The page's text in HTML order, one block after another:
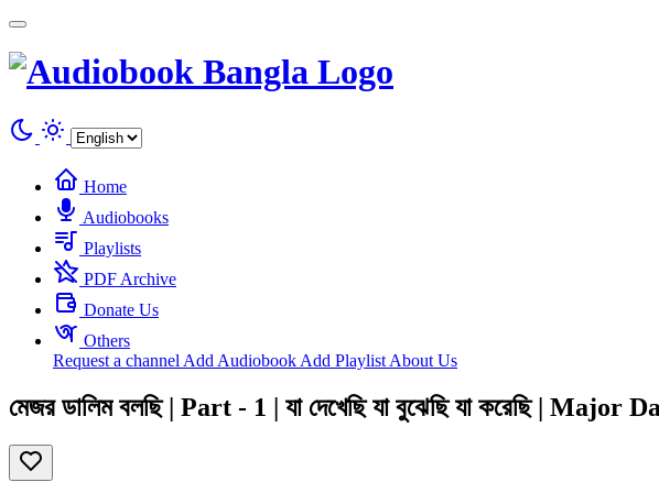
Home
Audiobooks
Playlists
PDF Archive
Donate Us
Others
Request a channel Add Audiobook Add Playlist About Us
মেজর ডালিম বলছি | Part - 1 | যা দেখেছি যা বুঝেছি যা করেছি |